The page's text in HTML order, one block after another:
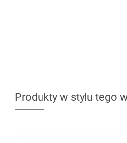
Produkty w stylu tego